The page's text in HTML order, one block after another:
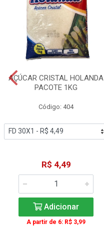
AÇÚCAR CRISTAL HOLANDA
PACOTE 1KG
Código: 404
R$ 4,49
Adicionar
A partir de 6: R$ 3,99